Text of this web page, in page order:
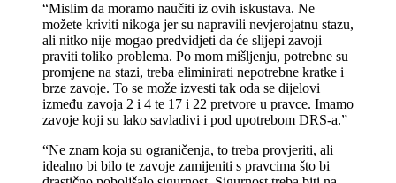
“Mislim da moramo naučiti iz ovih iskustava. Ne
možete kriviti nikoga jer su napravili nevjerojatnu stazu,
ali nitko nije mogao predvidjeti da će slijepi zavoji
praviti toliko problema. Po mom mišljenju, potrebne su
promjene na stazi, treba eliminirati nepotrebne kratke i
brze zavoje. To se može izvesti tak oda se dijelovi
između zavoja 2 i 4 te 17 i 22 pretvore u pravce. Imamo
zavoje koji su lako savladivi i pod upotrebom DRS-a.”
“Ne znam koja su ograničenja, to treba provjeriti, ali
idealno bi bilo te zavoje zamijeniti s pravcima što bi